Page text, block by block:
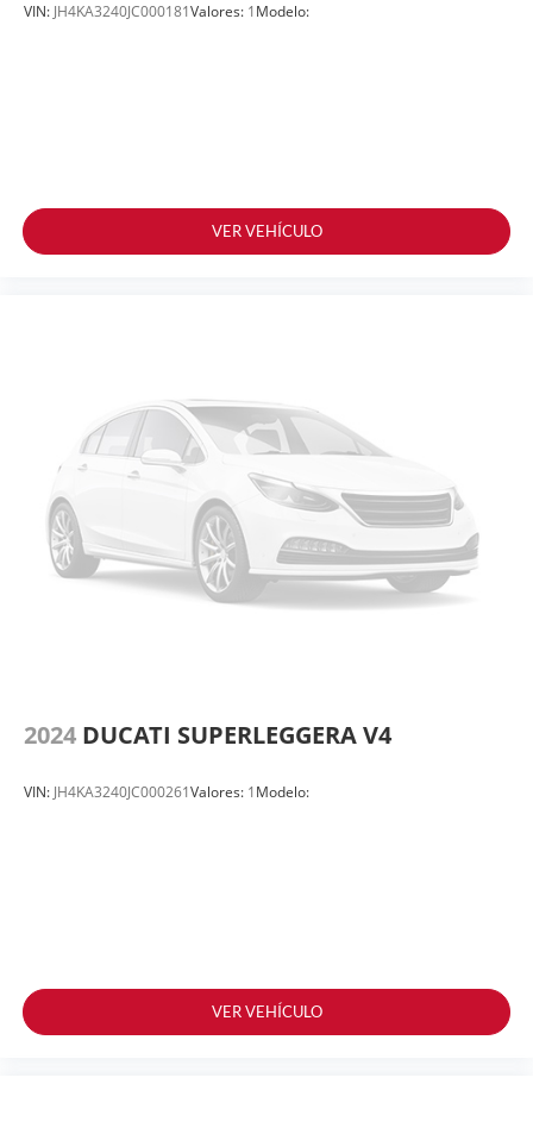
VIN: JH4KA3240JC000181Valores: 1Modelo:
VER VEHÍCULO
2024 DUCATI SUPERLEGGERA V4
VIN: JH4KA3240JC000261Valores: 1Modelo:
VER VEHÍCULO